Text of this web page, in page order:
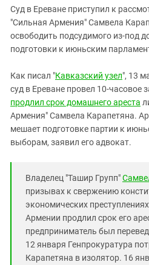
Северная Осетия - Алания
СКФО
Ставропольский край
Чечня
Южная Осетия
Южный Кавказ
ЮФО
Суд в Ереване приступил к
"Сильная Армения" Самвела
освободить подсудимого из-под
подготовки к июньским
Как писал "Кавказский узел", 13
суд в Ереване провел 10-часовое
продлил срок домашнего ареста
Армения" Самвела Карапетяна.
мешает подготовке партии к
выборам, заявил его адвокат.
Владелец "Ташир Групп"
призывах к свержению
экономических
Армении продлил срок его
предприниматель был
12 января Генпрокуратура
Карапетяна в изолятор. 16